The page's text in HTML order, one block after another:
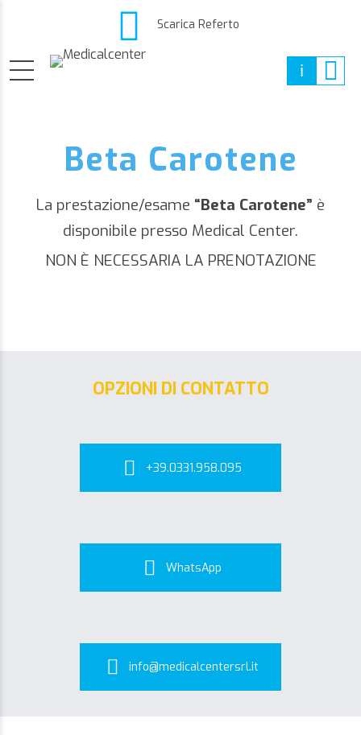
Scarica Referto
Beta Carotene
La prestazione/esame “Beta Carotene” è
disponibile presso Medical Center.
NON È NECESSARIA LA PRENOTAZIONE
OPZIONI DI CONTATTO
+39.0331.958.095
WhatsApp
info@medicalcentersrl.it